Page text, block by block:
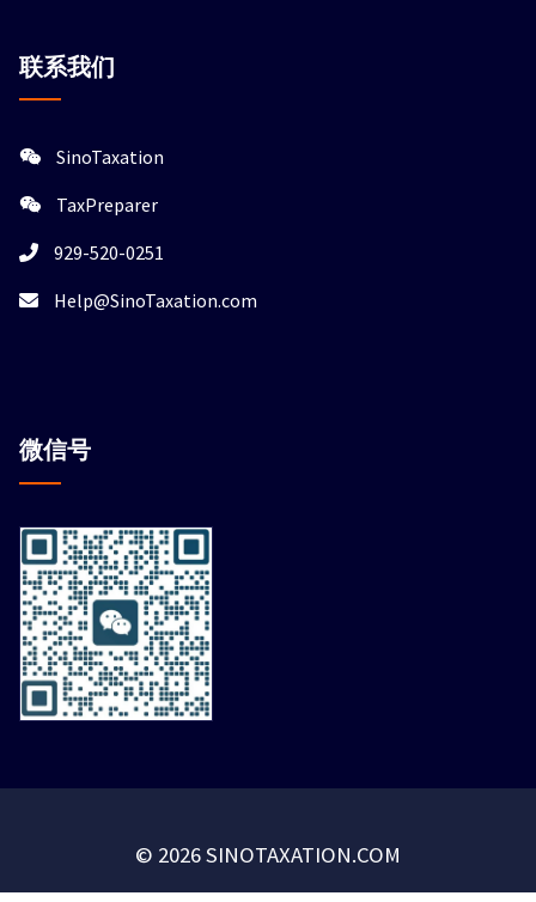
联系我们
SinoTaxation
TaxPreparer
929-520-0251
Help@SinoTaxation.com
微信号
© 2026 SINOTAXATION.COM